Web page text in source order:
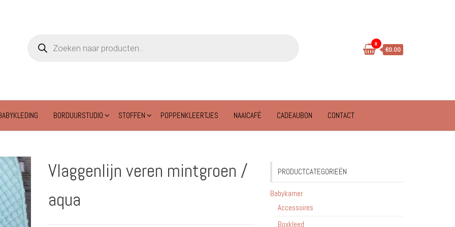
zoeken 0
€0.00
BORDUURSTUDIO STOFFEN POPPENKLEERTJES NAAICAFÉ CADEAUBON CONTACT
Vlaggenlijn veren mintgroen /
aqua
PRODUCTCATEGORIEËN
Babykamer
Accessoires
Boxkleed